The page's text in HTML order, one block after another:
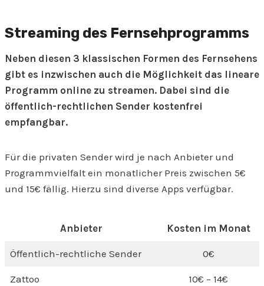
Streaming des Fernsehprogramms
Neben diesen 3 klassischen Formen des Fernsehens
gibt es inzwischen auch die Möglichkeit das lineare
Programm online zu streamen. Dabei sind die
öffentlich-rechtlichen Sender kostenfrei
empfangbar.
Für die privaten Sender wird je nach Anbieter und
Programmvielfalt ein monatlicher Preis zwischen 5€
und 15€ fällig. Hierzu sind diverse Apps verfügbar.
Anbieter Kosten im Monat
Öffentlich-rechtliche Sender 0€
Zattoo 10€ – 14€